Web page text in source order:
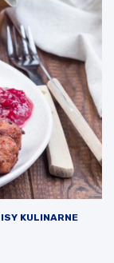
KULINARNE